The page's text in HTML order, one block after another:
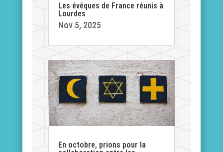
Les évêques de France réunis à
Lourdes
Nov 5, 2025
En octobre, prions pour la